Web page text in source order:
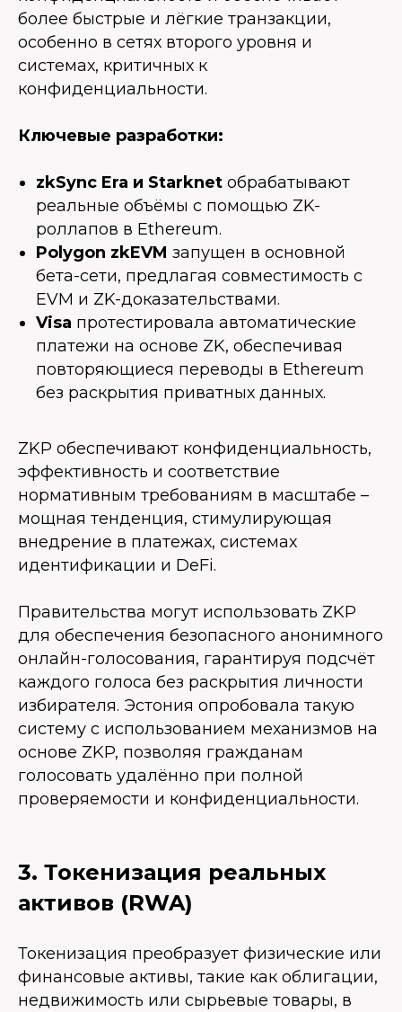
более быстрые и лёгкие транзакции,
особенно в сетях второго уровня и
системах, критичных к
конфиденциальности.
Ключевые разработки:
zkSync Era и Starknet обрабатывают
реальные объёмы с помощью ZK-
роллапов в Ethereum.
Polygon zkEVM запущен в основной
бета-сети, предлагая совместимость с
EVM и ZK-доказательствами.
Visa протестировала автоматические
платежи на основе ZK, обеспечивая
повторяющиеся переводы в Ethereum
без раскрытия приватных данных.
ZKP обеспечивают конфиденциальность,
эффективность и соответствие
нормативным требованиям в масштабе –
мощная тенденция, стимулирующая
внедрение в платежах, системах
идентификации и DeFi.
Правительства могут использовать ZKP
для обеспечения безопасного анонимного
онлайн-голосования, гарантируя подсчёт
каждого голоса без раскрытия личности
избирателя. Эстония опробовала такую
систему с использованием механизмов на
основе ZKP, позволяя гражданам
голосовать удалённо при полной
проверяемости и конфиденциальности.
3. Токенизация реальных
активов (RWA)
Токенизация преобразует физические или
финансовые активы, такие как облигации,
недвижимость или сырьевые товары, в